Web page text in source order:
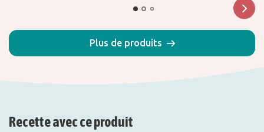
Plus de produits
Recette avec ce produit